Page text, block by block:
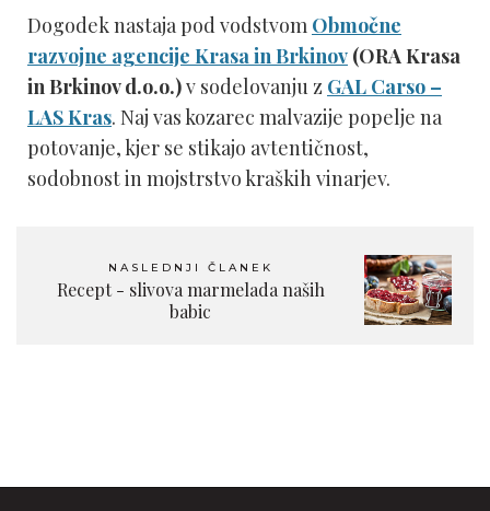
Dogodek nastaja pod vodstvom Območne
razvojne agencije Krasa in Brkinov (ORA Krasa
in Brkinov d.o.o.)v sodelovanju z GAL Carso –
LAS Kras. Naj vas kozarec malvazije popelje na
potovanje, kjer se stikajo avtentičnost,
sodobnost in mojstrstvo kraških vinarjev.
NASLEDNJI ČLANEK
Recept - slivova marmelada naših
babic